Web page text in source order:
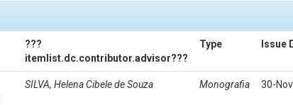
???
itemlist.dc.contributor.advisor???
Type Issue
SILVA, Helena Cibele de Souza Monografia 30-